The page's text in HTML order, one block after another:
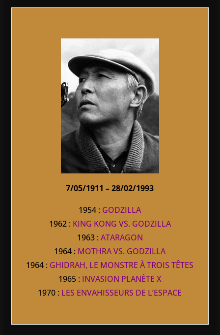
7/05/1911 – 28/02/1993
1954 : GODZILLA
1962 : KING KONG VS. GODZILLA
1963 : ATARAGON
1964 : MOTHRA VS. GODZILLA
1964 : GHIDRAH, LE MONSTRE À TROIS TÊTES
1965 : INVASION PLANÈTE X
1970 : LES ENVAHISSEURS DE L’ESPACE